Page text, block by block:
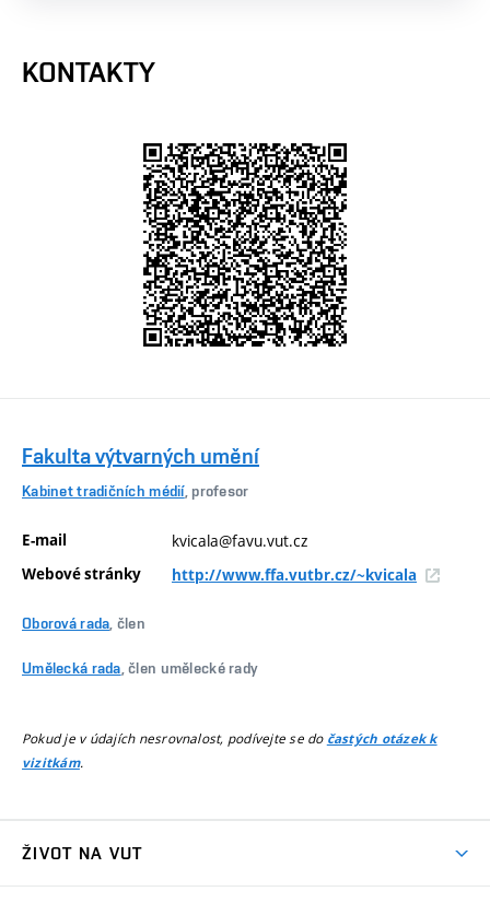
KONTAKTY
Fakulta výtvarných umění
Kabinet tradičních médií, profesor
E-mail kvicala@favu.vut.cz
Webové stránky http://www.ffa.vutbr.cz/~kvicala
Oborová rada, člen
Umělecká rada , člen umělecké rady
Pokud je v údajích nesrovnalost, podívejte se do častých otázek k
vizitkám.
ŽIVOT NA VUT